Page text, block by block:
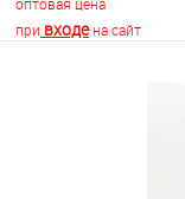
при входена сайт